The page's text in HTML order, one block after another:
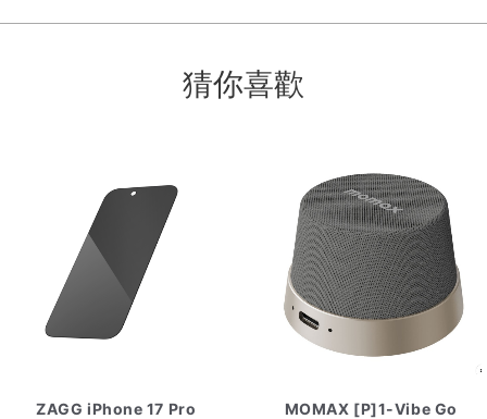
猜你喜歡
ZAGG iPhone 17 Pro
MOMAX [P]1-Vibe Go